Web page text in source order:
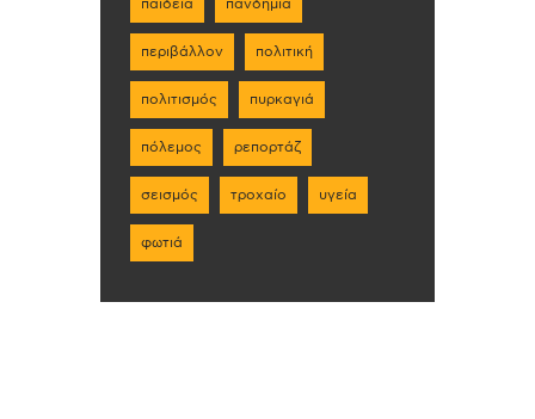
παιδεία πανδημία
περιβάλλον πολιτική
πολιτισμός πυρκαγιά
πόλεμος ρεπορτάζ
σεισμός τροχαίο υγεία
φωτιά